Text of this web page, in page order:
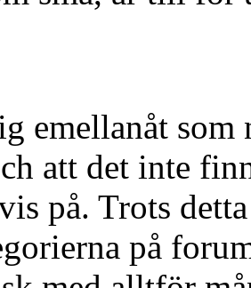
emellanåt
att det inte
på. Trots
på